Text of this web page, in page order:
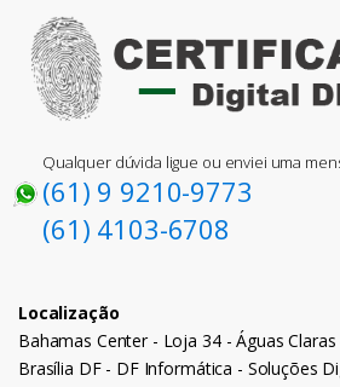
Qualquer dúvida ligue ou enviei uma
(61) 9 9210-9773
(61) 4103-6708
Localização
Bahamas Center - Loja 34 - Águas Claras
Brasília DF - DF Informática - Soluções